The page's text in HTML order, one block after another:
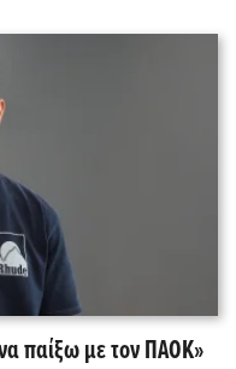
παίξω με τον ΠΑΟΚ»